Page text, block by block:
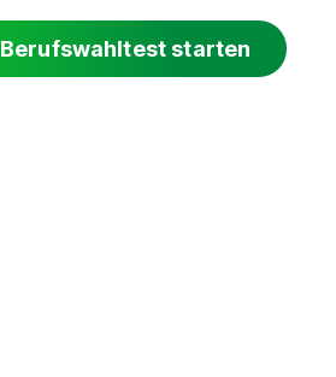
Berufswahltest starten